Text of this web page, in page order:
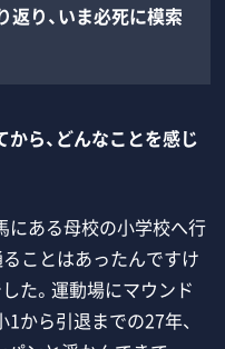
り、いま必死に模索
ら、どんなことを感じ
にある母校の小学校へ行
ことはあったんですけ
た。運動場にマウンド
1から引退までの27年、